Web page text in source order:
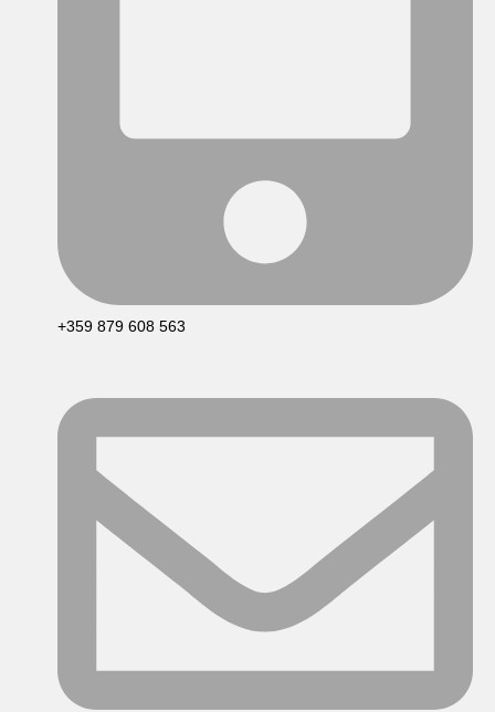
+359 879 608 563